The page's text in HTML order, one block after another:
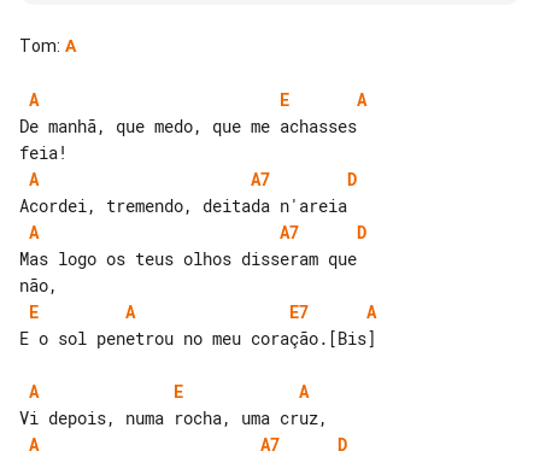
Tom: A
A E
A
De manhã, que medo, que me achasses
A
A7
D
A
A7
D
Mas logo os teus olhos disseram que
E
A E7
A
E o sol penetrou no meu coração.[Bis]
A E
A
A
A7
D